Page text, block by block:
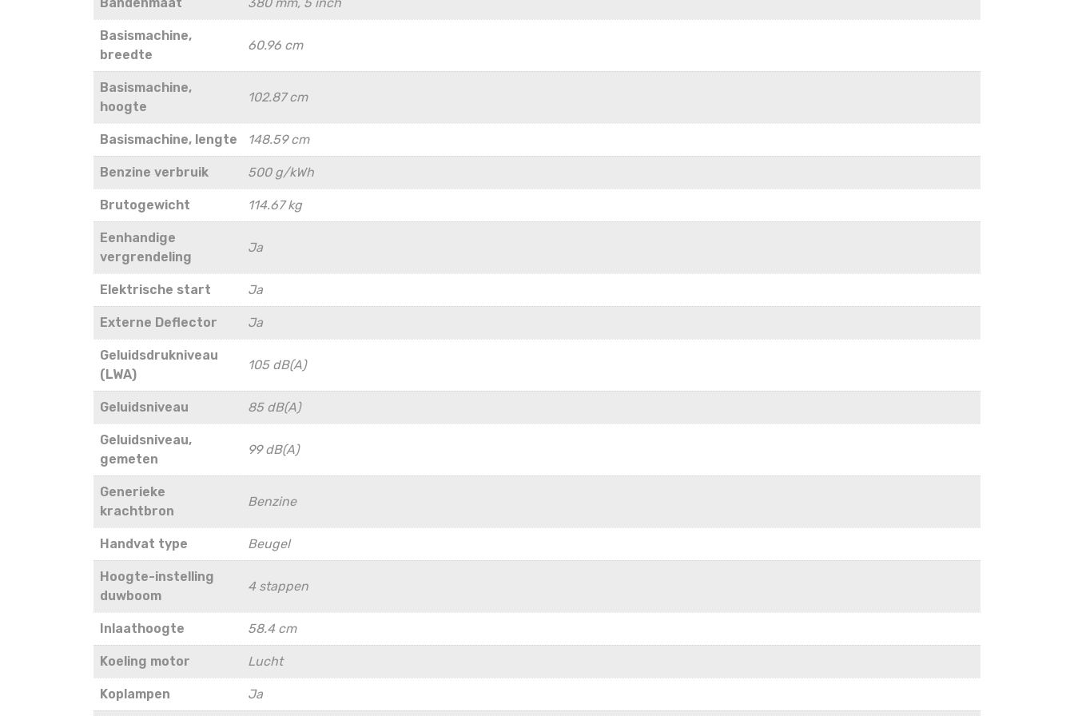
Basismachine,
breedte
60.96 cm
Basismachine,
hoogte
102.87 cm
Basismachine, lengte 148.59 cm
Benzine verbruik 500 g/kWh
Brutogewicht 114.67 kg
Eenhandige
vergrendeling
Ja
Elektrische start Ja
Externe Deflector Ja
Geluidsdrukniveau
(LWA)
105 dB(A)
Geluidsniveau 85 dB(A)
Geluidsniveau,
gemeten
99 dB(A)
Generieke
krachtbron
Benzine
Handvat type Beugel
Hoogte-instelling
duwboom
4 stappen
Inlaathoogte 58.4 cm
Koeling motor Lucht
Koplampen Ja